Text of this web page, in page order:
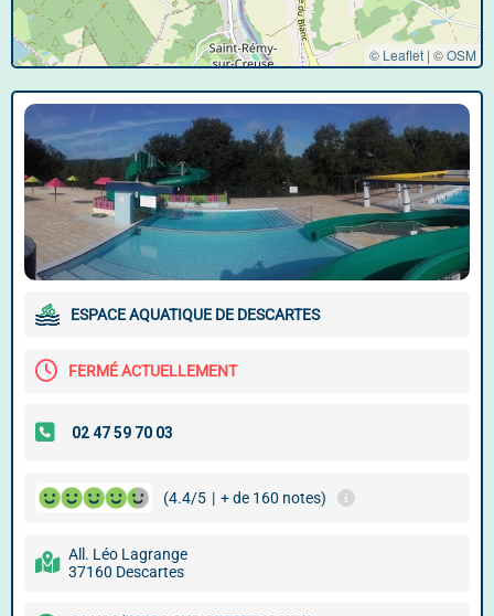
© Leaflet | ©OSM
ESPACE AQUATIQUE DE DESCARTES
FERMÉ ACTUELLEMENT
(4.4/5 | + de 160 notes)
All. Léo Lagrange
37160 Descartes